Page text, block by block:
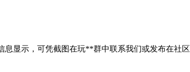
显示，可凭截图在玩**群中联系我们或发布在社区